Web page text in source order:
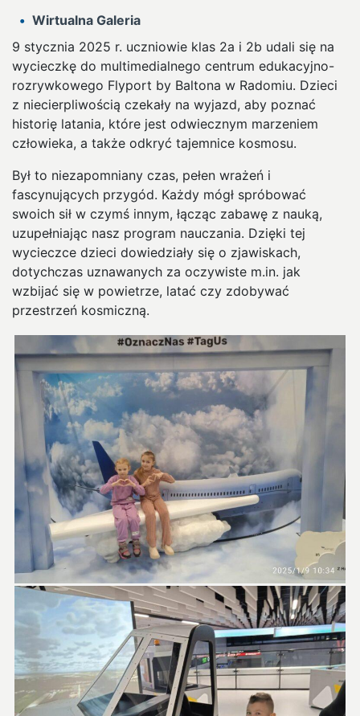
Wirtualna Galeria
9 stycznia 2025 r. uczniowie klas 2a i 2b udali się na
wycieczkę do multimedialnego centrum edukacyjno-
rozrywkowego Flyport by Baltona w Radomiu. Dzieci
z niecierpliwością czekały na wyjazd, aby poznać
historię latania, które jest odwiecznym marzeniem
człowieka, a także odkryć tajemnice kosmosu.
Był to niezapomniany czas, pełen wrażeń i
fascynujących przygód. Każdy mógł spróbować
swoich sił w czymś innym, łącząc zabawę z nauką,
uzupełniając nasz program nauczania. Dzięki tej
wycieczce dzieci dowiedziały się o zjawiskach,
dotychczas uznawanych za oczywiste m.in. jak
wzbijać się w powietrze, latać czy zdobywać
przestrzeń kosmiczną.